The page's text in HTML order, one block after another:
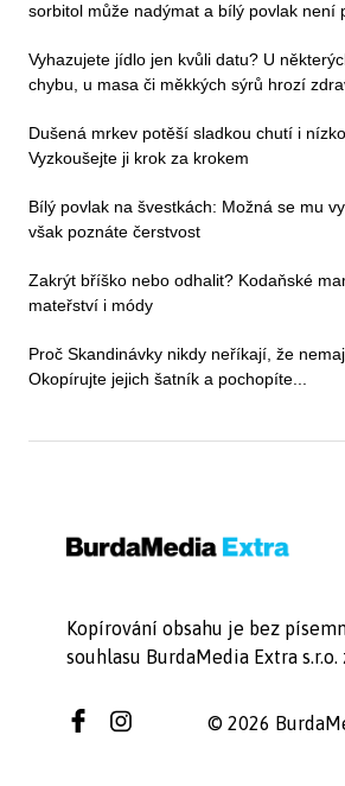
sorbitol může nadýmat a bílý povlak není
Vyhazujete jídlo jen kvůli datu? U
chybu, u masa či měkkých sýrů hrozí
Dušená mrkev potěší sladkou chutí i
Vyzkoušejte ji krok za krokem
Bílý povlak na švestkách: Možná se mu
však poznáte čerstvost
Zakrýt bříško nebo odhalit? Kodaňské
mateřství i módy
Proč Skandinávky nikdy neříkají, že
Okopírujte jejich šatník a pochopíte...
Kopírování obsahu je bez
souhlasu BurdaMedia Extra s.r.o.
© 2026